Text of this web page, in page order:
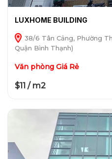
LUXHOME BUILDING
38/6 Tân Cảng, Phường
Quận Bình Thạnh)
Văn phòng Giá Rẻ
$11 / m2